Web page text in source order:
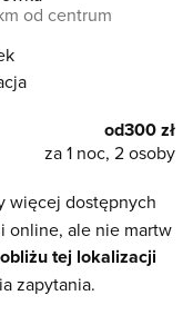
od centrum
od300 zł
za 1 noc, 2 osoby
więcej dostępnych
online, ale nie martw
tej lokalizacji
zapytania.